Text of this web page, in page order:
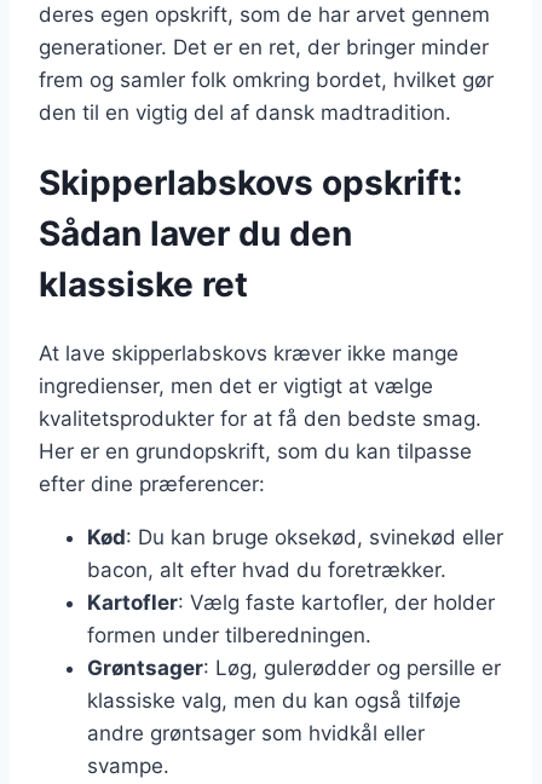
deres egen opskrift, som de har arvet gennem
generationer. Det er en ret, der bringer minder
frem og samler folk omkring bordet, hvilket gør
den til en vigtig del af dansk madtradition.
Skipperlabskovs opskrift:
Sådan laver du den
klassiske ret
At lave skipperlabskovs kræver ikke mange
ingredienser, men det er vigtigt at vælge
kvalitetsprodukter for at få den bedste smag.
Her er en grundopskrift, som du kan tilpasse
efter dine præferencer:
Kød: Du kan bruge oksekød, svinekød eller
bacon, alt efter hvad du foretrækker.
Kartofler: Vælg faste kartofler, der holder
formen under tilberedningen.
Grøntsager: Løg, gulerødder og persille er
klassiske valg, men du kan også tilføje
andre grøntsager som hvidkål eller
svampe.